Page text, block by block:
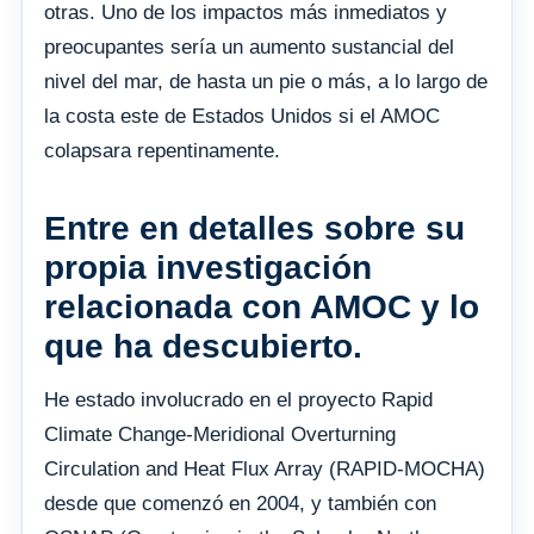
otras. Uno de los impactos más inmediatos y
preocupantes sería un aumento sustancial del
nivel del mar, de hasta un pie o más, a lo largo de
la costa este de Estados Unidos si el AMOC
colapsara repentinamente.
Entre en detalles sobre su
propia investigación
relacionada con AMOC y lo
que ha descubierto.
He estado involucrado en el proyecto Rapid
Climate Change-Meridional Overturning
Circulation and Heat Flux Array (RAPID-MOCHA)
desde que comenzó en 2004, y también con